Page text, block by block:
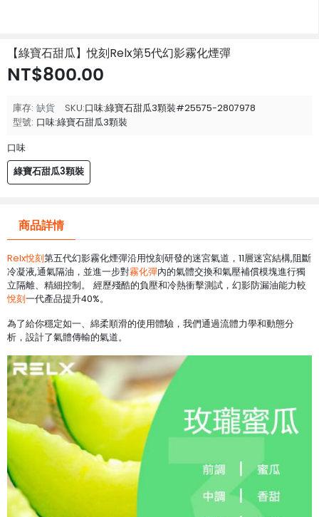
【綠寶石甜瓜】悅刻Relx第5代幻影霧化煙彈
NT$800.00
庫存: 缺貨 SKU:口味:綠寶石甜瓜3顆裝#25575-2807978
型號: 口味:綠寶石甜瓜3顆裝
口味
綠寶石甜瓜3顆裝
商品詳情
Relx悅刻第五代幻影霧化煙彈沿用悅刻研發的迷宮氣道，11層迷宮結構,阻斷
冷凝液,通氣隔油，並進一步對霧化彈內的氣體交換和氣壓補償模塊進行獨
立隔離、精細控制。 經歷殘酷的負壓和冷熱衝擊測試，幻影防漏油能力較
悅刻一代產品提升40%。
為了給你穩定如一、綿柔順滑的使用體驗，我們通過流體力學和動態分
析，設計了氣體傳輸的氣道。